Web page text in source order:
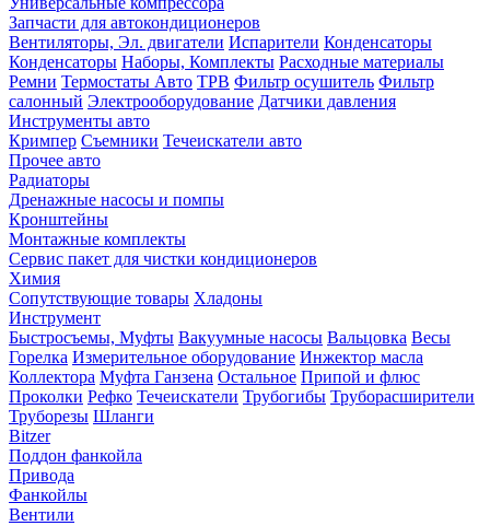
Запчасти для автокондиционеров
Вентиляторы, Эл. двигатели Испарители Конденсаторы
Конденсаторы Наборы, Комплекты Расходные материалы
Ремни Термостаты Авто ТРВ Фильтр осушитель Фильтр
салонный Электрооборудование Датчики давления
Инструменты авто
Кримпер Съемники Течеискатели авто
Прочее авто
Радиаторы
Дренажные насосы и помпы
Кронштейны
Монтажные комплекты
Сервис пакет для чистки кондиционеров
Химия
Сопутствующие товары Хладоны
Инструмент
Быстросъемы, Муфты Вакуумные насосы Вальцовка Весы
Горелка Измерительное оборудование Инжектор масла
Коллектора Муфта Ганзена Остальное Припой и флюс
Проколки Рефко Течеискатели Трубогибы Труборасширители
Труборезы Шланги
Bitzer
Поддон фанкойла
Привода
Фанкойлы
Вентили